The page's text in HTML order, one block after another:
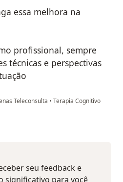
essa melhora na
profissional, sempre
técnicas e perspectivas
Teleconsulta • Terapia Cognitivo
Akyra Camargo
seu feedback e
significativo para você